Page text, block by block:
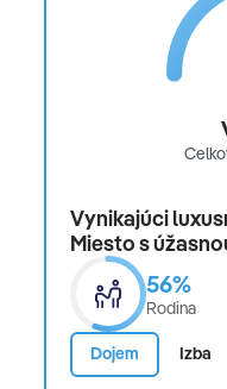
Vynikajúci
Miesto s
56%
Rodina
Dojem Izba